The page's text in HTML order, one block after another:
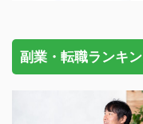
副業・転職ランキ